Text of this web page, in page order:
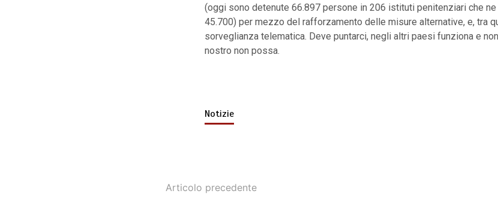
(oggi sono detenute 66.897 persone in 206 istituti penitenziari che
45.700) per mezzo del rafforzamento delle misure alternative, e, tra
sorveglianza telematica. Deve puntarci, negli altri paesi funziona e
nostro non possa.
Notizie
Articolo precedente